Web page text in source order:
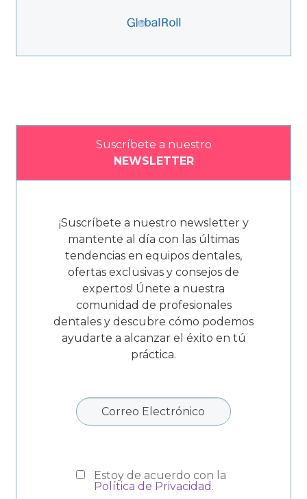
Suscríbete a nuestro
NEWSLETTER
¡Suscríbete a nuestro newsletter y
mantente al día con las últimas
tendencias en equipos dentales,
ofertas exclusivas y consejos de
expertos! Únete a nuestra
comunidad de profesionales
dentales y descubre cómo podemos
ayudarte a alcanzar el éxito en tú
práctica.
Estoy de acuerdo con la
Política de Privacidad .